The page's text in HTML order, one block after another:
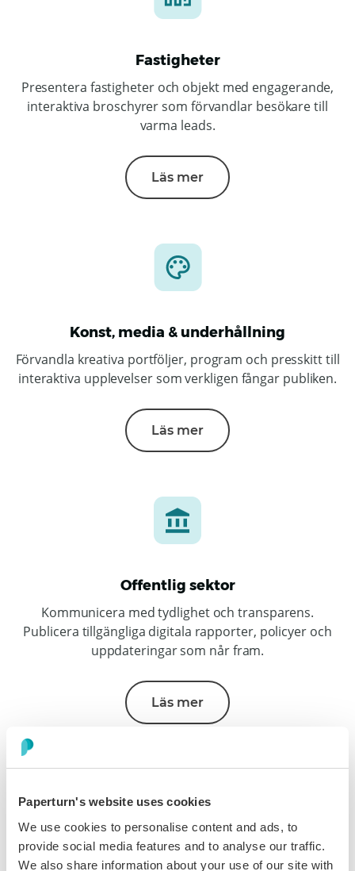
Paperturn's website uses cookies
We use cookies to personalise content and ads, to
provide social media features and to analyse our traffic.
We also share information about your use of our site with
Fastigheter
Presentera fastigheter och objekt med engagerande,
interaktiva broschyrer som förvandlar besökare till
varma leads.
Läs mer
Konst, media & underhållning
Förvandla kreativa portföljer, program och presskitt till
interaktiva upplevelser som verkligen fångar publiken.
Läs mer
Offentlig sektor
Kommunicera med tydlighet och transparens.
Publicera tillgängliga digitala rapporter, policyer och
uppdateringar som når fram.
Läs mer
Resor & besöksnäring